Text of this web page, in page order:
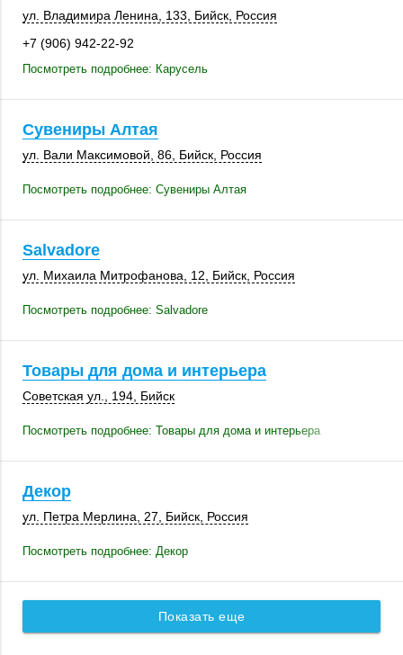
ул. Владимира Ленина, 133 Бийск Россия
+7 (906) 942-22-92
Посмотреть подробнее: Карусель
Сувениры Алтая
ул. Вали Максимовой, 86, Бийск Россия
Посмотреть подробнее: Сувениры Алтая
Salvadore
ул. Михаила Митрофанова, 12, Бийск Россия
Посмотреть подробнее: Salvadore
Товары для дома и интерьера
Советская ул. 194 Бийск
Посмотреть подробнее: Товары для дома и интерьера
Декор
ул. Петра Мерлина, 27, Бийск Россия
Посмотреть подробнее: Декор
Показать еще